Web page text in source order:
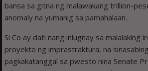
bansa sa gitna ng malawakang trillion-
anomaly na yumanig sa pamahalaan.
Si Co ay dati nang iniugnay sa malalaking
proyekto ng imprastraktura, na
pagkakatanggal sa pwesto nina Senate